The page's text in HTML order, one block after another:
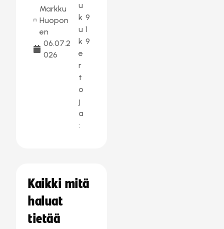
Markku
Huopon
en
06.07.2
026
u
k
u
k
e
r
t
o
j
a
:
9
1
9
Kaikki mitä
haluat
tietää